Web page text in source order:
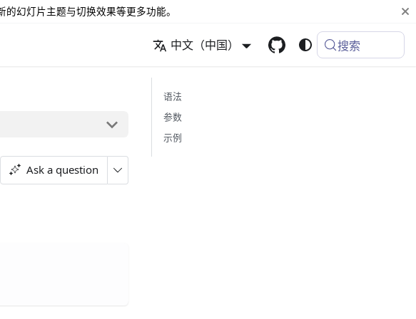
幻灯片主题与切换效果等更多功能。
中文（中国） 搜索
Ask a question
语法
参数
示例